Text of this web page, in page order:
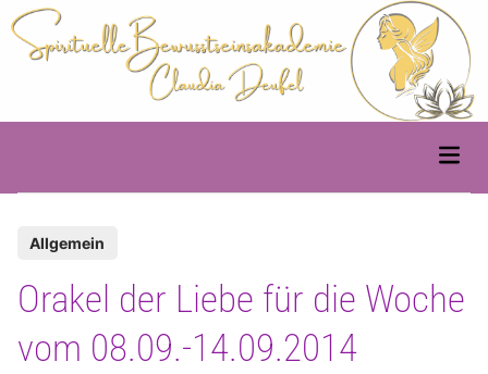
Skip
to
content
Main
s
e
Allgemein
Orakel der Liebe für die Woche
vom 08.09.-14.09.2014